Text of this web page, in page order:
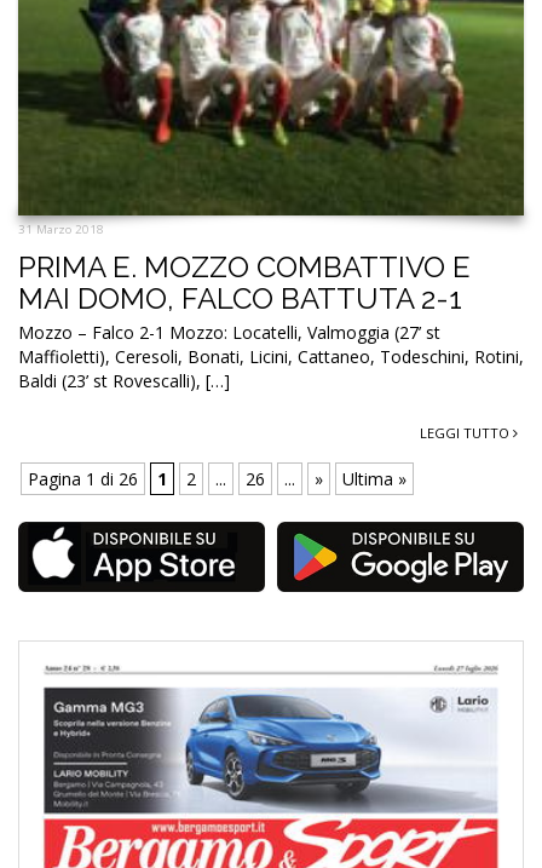
31 Marzo 2018
PRIMA E. MOZZO COMBATTIVO E
MAI DOMO, FALCO BATTUTA 2-1
Mozzo – Falco 2-1 Mozzo: Locatelli, Valmoggia (27’ st
Maffioletti), Ceresoli, Bonati, Licini, Cattaneo, Todeschini, Rotini,
Baldi (23’ st Rovescalli), […]
LEGGI TUTTO
Pagina 1 di 26 1 2 ... 26 ... » Ultima »